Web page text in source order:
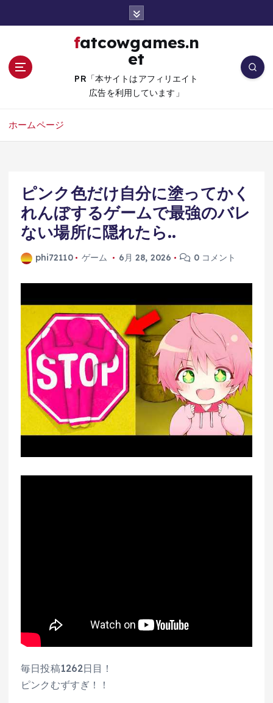
fatcowgames.n
et
PR「本サイトはアフィリエイト
広告を利用しています」
ホームページ
ピンク色だけ自分に塗ってかく
れんぼするゲームで最強のバレ
ない場所に隠れたら..
phi72110 ゲーム 6月 28, 2026 0 コメント
毎日投稿1262日目！
ピンクむずすぎ！！